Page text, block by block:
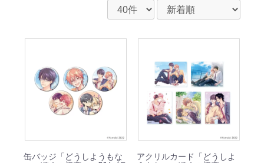
缶バッジ「どうしようもな
アクリルカード「どうしよ